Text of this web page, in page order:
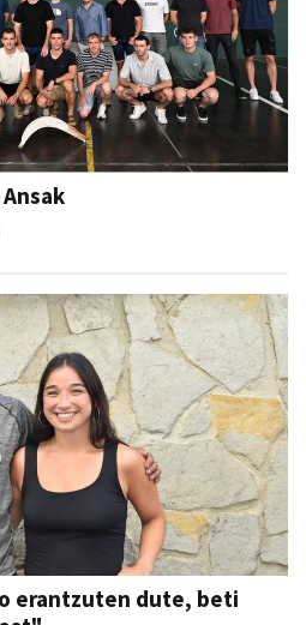
erantzuten dute, beti